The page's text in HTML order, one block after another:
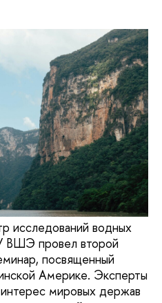
исследований водных
провел второй
посвященный
Америке. Эксперты
мировых держав